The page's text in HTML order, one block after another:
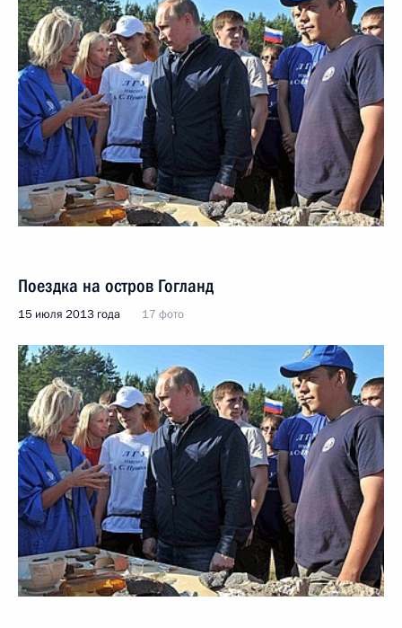
Поездка на остров Гогланд
15 июля 2013 года 17 фото